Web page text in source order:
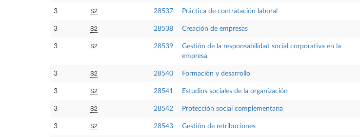
3 S2 28537 Práctica de contratación laboral
3 S2 28538 Creación de empresas
3 S2 28539
Gestión de la responsabilidad social corporativa en la
empresa
3 S2 28540 Formación y desarrollo
3 S2 28541 Estudios sociales de la organización
3 S2 28542 Protección social complementaria
3 S2 28543 Gestión de retribuciones